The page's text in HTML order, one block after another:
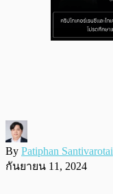
By Patiphan Santivarotai
กันยายน 11, 2024